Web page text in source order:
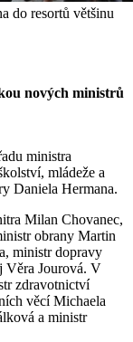
do resortů většinu
nových ministrů
ministra
mládeže a
Daniela Hermana.
Milan Chovanec,
obrany Martin
ministr dopravy
Věra Jourová. V
zdravotnictví
věcí Michaela
a ministr